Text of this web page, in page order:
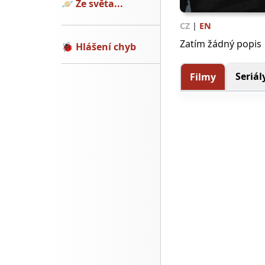
🪐 Ze světa...
🐞 Hlášení chyb
CZ | EN
Zatím žádný popis
Filmy